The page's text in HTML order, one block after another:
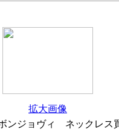
拡大画像
ンジョヴィ ネックレス